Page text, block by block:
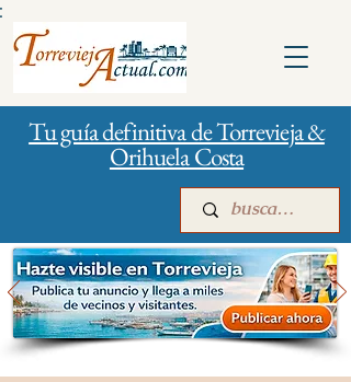
Tu guía definitiva de Torrevieja &
Orihuela Costa
Inicio Publicidad